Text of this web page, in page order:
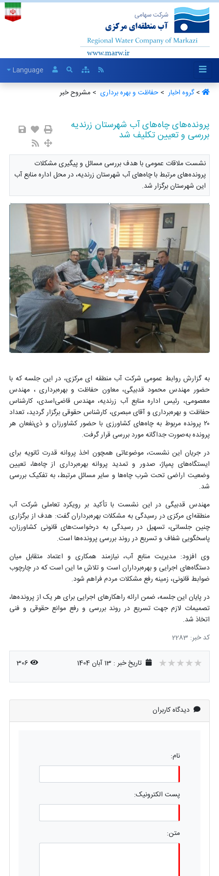
Language
>گروه اخبار ‏ >حفاظت و بهره برداری ‏ > مشروح خبر
پرونده‌های چاه‌های آب شهرستان زرندیه
بررسی و تعیین تکلیف شد
نشست ملاقات عمومی با هدف بررسی مسائل و پیگیری مشکلات
پرونده‌های مرتبط با چاه‌های آب شهرستان زرندیه، در محل اداره منابع آب
این شهرستان برگزار شد.
به گزارش روابط عمومی شرکت آب منطقه ای مرکزی، در این جلسه که با
حضور مهندس محمود قدبیگی، معاون حفاظت و بهره‌برداری ، مهندس
معصومی، رئیس اداره منابع آب زرندیه، مهندس قاضی‌اسدی، کارشناس
حفاظت و بهره‌برداری و آقای مبصری، کارشناس حقوقی برگزار گردید، تعداد
۲۰ پرونده مربوط به چاه‌های کشاورزی با حضور کشاورزان و ذی‌نفعان هر
پرونده به‌صورت جداگانه مورد بررسی قرار گرفت.
در جریان این نشست، موضوعاتی همچون اخذ پروانه قدرت ثانویه برای
ایستگاه‌های پمپاژ، صدور و تمدید پروانه بهره‌برداری از چاه‌ها، تعیین
وضعیت اراضی تحت شرب چاه‌ها و سایر مسائل مرتبط، به تفکیک بررسی
شد.
مهندس قدبیگی در این نشست با تأکید بر رویکرد تعاملی شرکت آب
منطقه‌ای مرکزی در رسیدگی به مشکلات بهره‌برداران گفت: هدف از برگزاری
چنین جلساتی، تسهیل در رسیدگی به درخواست‌های قانونی کشاورزان،
پاسخگویی شفاف و تسریع در روند بررسی پرونده‌ها است.
وی افزود: مدیریت منابع آب، نیازمند همکاری و اعتماد متقابل میان
دستگاه‌های اجرایی و بهره‌برداران است و تلاش ما این است که در چارچوب
ضوابط قانونی، زمینه رفع مشکلات مردم فراهم شود.
در پایان این جلسه، ضمن ارائه راهکارهای اجرایی برای هر یک از پرونده‌ها،
تصمیمات لازم جهت تسریع در روند بررسی و رفع موانع حقوقی و فنی
اتخاذ شد.
کد خبر: 2283
★★★★★
★★★★★
★★★★★ تاریخ خبر : 13 آبان 1404 306
دیدگاه کاربران
نام:
پست الکترونیک:
متن: